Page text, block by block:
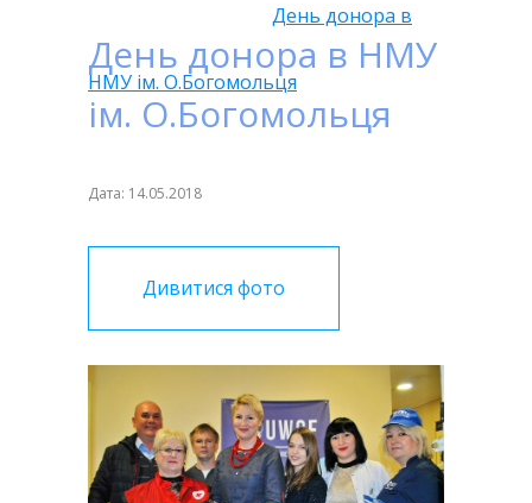
День донора в
НМУ ім. О.Богомольця
День донора в НМУ
ім. О.Богомольця
Дата: 14.05.2018
Дивитися фото